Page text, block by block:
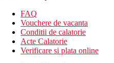
cafenea
un restaurant si 3
un coafor,
discoteca si o sala de
FAQ
Vouchere de vacanta
Conditii de calatorie
Acte Calatorie
Verificare si plata online